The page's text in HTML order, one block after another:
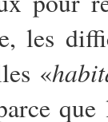
les
«